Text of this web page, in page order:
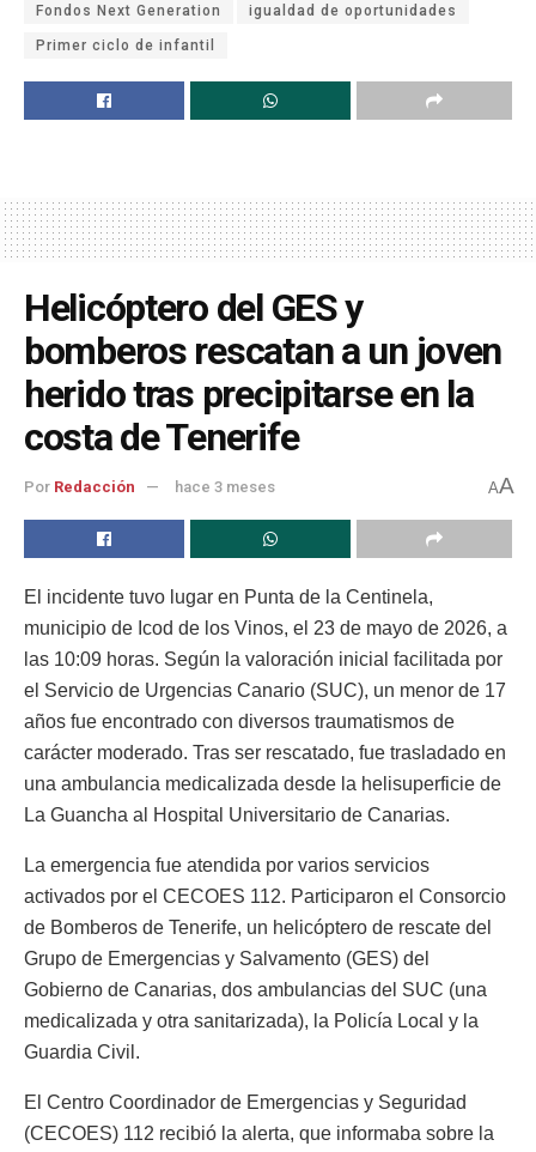
Fondos Next Generation igualdad de oportunidades
Primer ciclo de infantil
Helicóptero del GES y
bomberos rescatan a un joven
herido tras precipitarse en la
costa de Tenerife
Por Redacción hace 3 meses AA
El incidente tuvo lugar en Punta de la Centinela,
municipio de Icod de los Vinos, el 23 de mayo de 2026, a
las 10:09 horas. Según la valoración inicial facilitada por
el Servicio de Urgencias Canario (SUC), un menor de 17
años fue encontrado con diversos traumatismos de
carácter moderado. Tras ser rescatado, fue trasladado en
una ambulancia medicalizada desde la helisuperficie de
La Guancha al Hospital Universitario de Canarias.
La emergencia fue atendida por varios servicios
activados por el CECOES 112. Participaron el Consorcio
de Bomberos de Tenerife, un helicóptero de rescate del
Grupo de Emergencias y Salvamento (GES) del
Gobierno de Canarias, dos ambulancias del SUC (una
medicalizada y otra sanitarizada), la Policía Local y la
Guardia Civil.
El Centro Coordinador de Emergencias y Seguridad
(CECOES) 112 recibió la alerta, que informaba sobre la